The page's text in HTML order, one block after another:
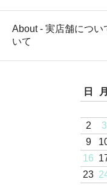
About - 実店舗につ
いて
日
月
2
3
9
16
23